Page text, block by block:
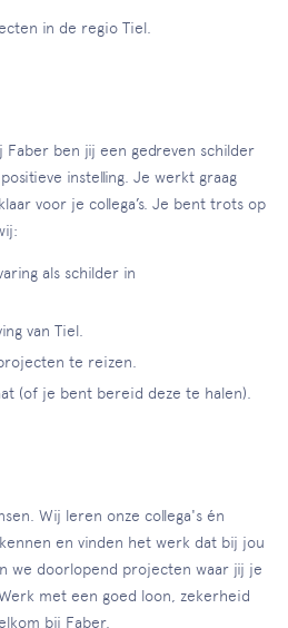
in de regio Tiel.
Faber ben jij een gedreven schilder
instelling. Je werkt graag
voor je collega’s. Je bent trots op
als schilder in
van Tiel.
te reizen.
(of je bent bereid deze te halen).
Wij leren onze collega's én
en vinden het werk dat bij jou
we doorlopend projecten waar jij je
met een goed loon, zekerheid
bij Faber.